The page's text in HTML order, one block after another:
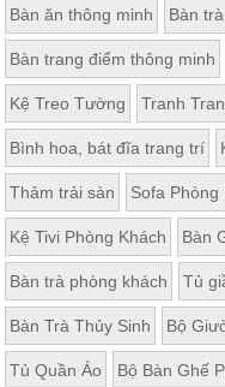
Bàn ăn thông minh Bàn
Bàn trang điểm thông minh
Kệ Treo Tường Tranh
Bình hoa, bát đĩa trang trí
Thảm trải sàn Sofa Phòng
Kệ Tivi Phòng Khách Bàn
Bàn trà phòng khách Tủ
Bàn Trà Thủy Sinh Bộ
Tủ Quần Áo Bộ Bàn Ghế